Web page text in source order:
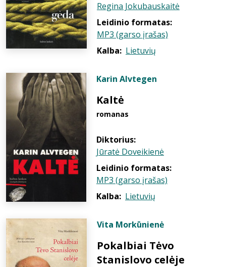
Regina Jokubauskaitė
Leidinio formatas:
MP3 (garso įrašas)
Kalba: Lietuvių
Karin Alvtegen
Kaltė
romanas
Diktorius:
Jūratė Doveikienė
Leidinio formatas:
MP3 (garso įrašas)
Kalba: Lietuvių
Vita Morkūnienė
Pokalbiai Tėvo
Stanislovo celėje